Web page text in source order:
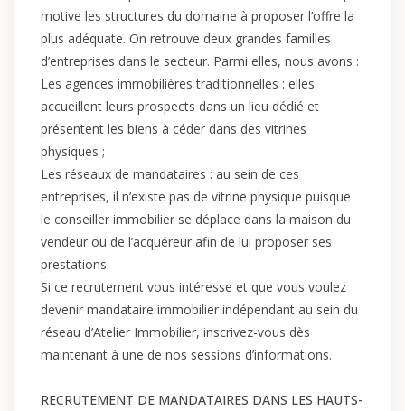
motive les structures du domaine à proposer l’offre la
plus adéquate. On retrouve deux grandes familles
d’entreprises dans le secteur. Parmi elles, nous avons :
Les agences immobilières traditionnelles : elles
accueillent leurs prospects dans un lieu dédié et
présentent les biens à céder dans des vitrines
physiques ;
Les réseaux de mandataires : au sein de ces
entreprises, il n’existe pas de vitrine physique puisque
le conseiller immobilier se déplace dans la maison du
vendeur ou de l’acquéreur afin de lui proposer ses
prestations.
Si ce recrutement vous intéresse et que vous voulez
devenir mandataire immobilier indépendant au sein du
réseau d’Atelier Immobilier, inscrivez-vous dès
maintenant à une de nos sessions d’informations.
RECRUTEMENT DE MANDATAIRES DANS LES HAUTS-